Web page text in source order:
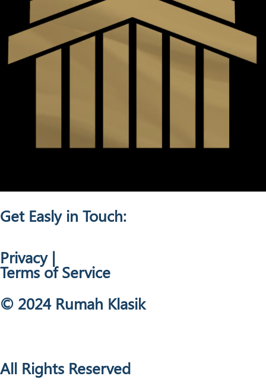
Get Easly in Touch:
Privacy |
Terms of Service
© 2024 Rumah Klasik
All Rights Reserved